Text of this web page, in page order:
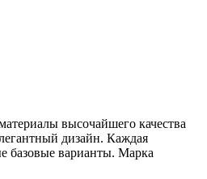
высочайшего качества
дизайн. Каждая
базовые варианты. Марка